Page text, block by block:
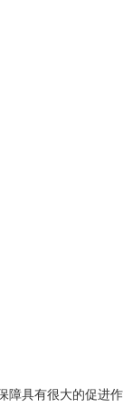
障具有很大的促进作